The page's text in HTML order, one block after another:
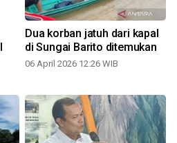
Dua korban jatuh dari kapal
di Sungai Barito ditemukan
06 April 2026 12:26 WIB